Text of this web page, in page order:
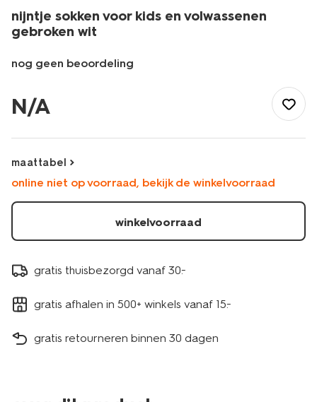
nijntje sokken voor kids en volwassenen
gebroken wit
nog geen beoordeling
sokken-
voor-
en-
volwassenen-
wit-
4120650OFFWHITE.html
N/A
maattabel
online niet op voorraad, bekijk de winkelvoorraad
winkelvoorraad
gratis thuisbezorgd vanaf 30.-
gratis afhalen in 500+ winkels vanaf 15.-
gratis retourneren binnen 30 dagen